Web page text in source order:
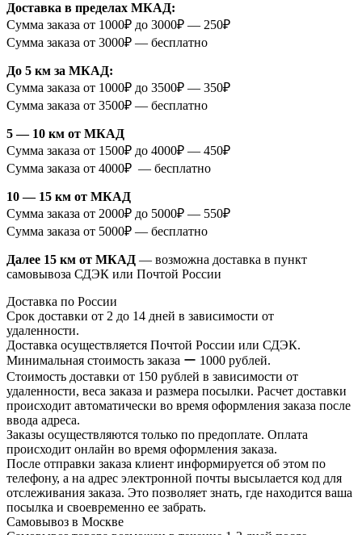
Доставка в пределах МКАД:
Сумма заказа от 1000₽ до 3000₽ — 250₽
Сумма заказа от 3000₽ — бесплатно
До 5 км за МКАД:
Сумма заказа от 1000₽ до 3500₽ — 350₽
Сумма заказа от 3500₽ — бесплатно
5 — 10 км от МКАД
Сумма заказа от 1500₽ до 4000₽ — 450₽
Сумма заказа от 4000₽ — бесплатно
10 — 15 км от МКАД
Сумма заказа от 2000₽ до 5000₽ — 550₽
Сумма заказа от 5000₽ — бесплатно
Далее 15 км от МКАД — возможна доставка в пункт
самовывоза СДЭК или Почтой России
Доставка по России
Срок доставки от 2 до 14 дней в зависимости от
удаленности.
Доставка осуществляется Почтой России или СДЭК.
Минимальная стоимость заказа ー 1000 рублей.
Стоимость доставки от 150 рублей в зависимости от
удаленности, веса заказа и размера посылки. Расчет доставки
происходит автоматически во время оформления заказа после
ввода адреса.
Заказы осуществляются только по предоплате. Оплата
происходит онлайн во время оформления заказа.
После отправки заказа клиент информируется об этом по
телефону, а на адрес электронной почты высылается код для
отслеживания заказа. Это позволяет знать, где находится ваша
посылка и своевременно ее забрать.
Самовывоз в Москве